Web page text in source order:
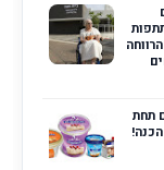
חדשים תחת